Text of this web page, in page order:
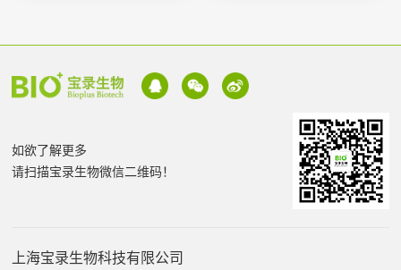
如欲了解更多
请扫描宝录生物微信二维码！
上海宝录生物科技有限公司